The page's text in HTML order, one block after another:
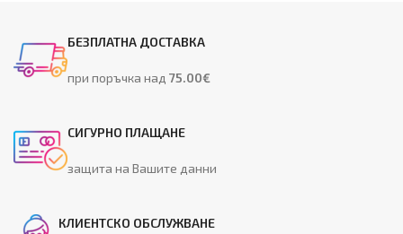
БЕЗПЛАТНА ДОСТАВКА
при поръчка над75.00€
СИГУРНО ПЛАЩАНЕ
защита на Вашите данни
КЛИЕНТСКО ОБСЛУЖВАНЕ